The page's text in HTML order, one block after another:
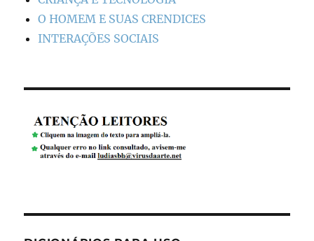
O HOMEM E SUAS CRENDICES
INTERAÇÕES SOCIAIS